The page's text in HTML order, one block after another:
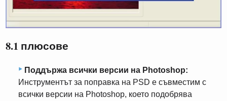
8.1 плюсове
Поддържа всички версии на Photoshop:
Инструментът за поправка на PSD е съвместим с
всички версии на Photoshop, което подобрява